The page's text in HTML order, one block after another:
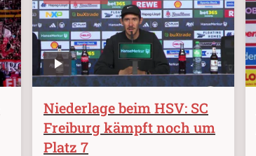
Niederlage beim HSV: SC
Freiburg kämpft noch um
Platz 7